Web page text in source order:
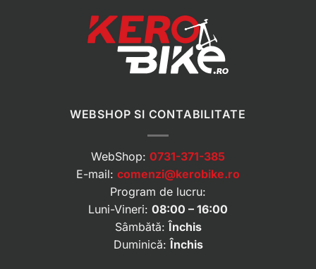
WEBSHOP SI CONTABILITATE
WebShop: 0731-371-385
E-mail: comenzi@kerobike.ro
Program de lucru:
Luni-Vineri: 08:00 – 16:00
Sâmbătă:Închis
Duminică:Închis